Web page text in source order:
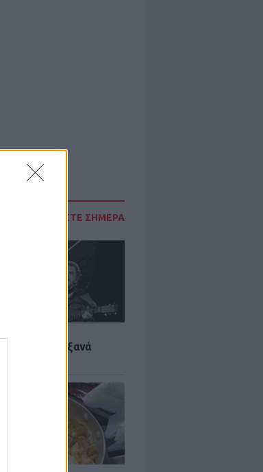
ΔΙΑΒΑΣΤΕ ΣΗΜΕΡΑ
που έγιναν ξανά